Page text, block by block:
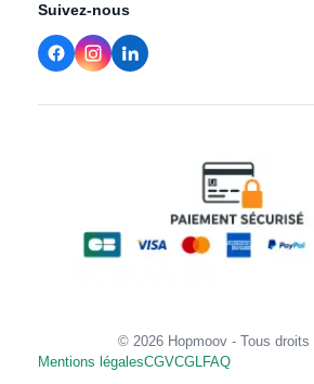
Suivez-nous
© 2026 Hopmoov - Tous droits
Mentions légalesCGVCGL FAQ